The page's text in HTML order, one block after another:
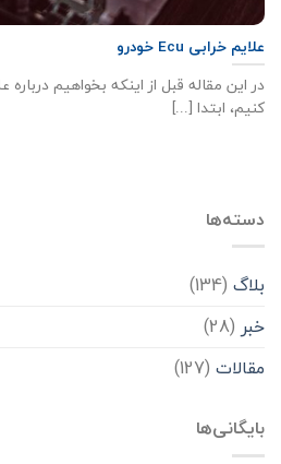
علایم خرابی Ecu خودرو
کنیم، ابتدا [...]
دسته‌ها
بلاگ (134)
خبر (28)
مقالات (127)
بایگانی‌ها